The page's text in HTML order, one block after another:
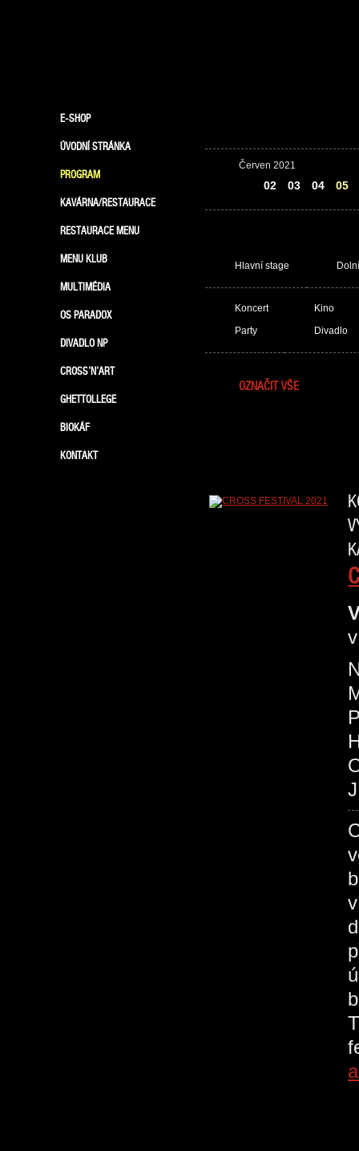
E-SHOP
ÚVODNÍ STRÁNKA
PROGRAM
KAVÁRNA/RESTAURACE
RESTAURACE MENU
MENU KLUB
MULTIMÉDIA
OS PARADOX
DIVADLO NP
CROSS’N’ART
GHETTOLLEGE
BIOKÁF
KONTAKT
Červen 2021
02 03 04 05
Hlavní stage
Koncert
Party
Kino
Divadlo
OZNAČIT VŠE